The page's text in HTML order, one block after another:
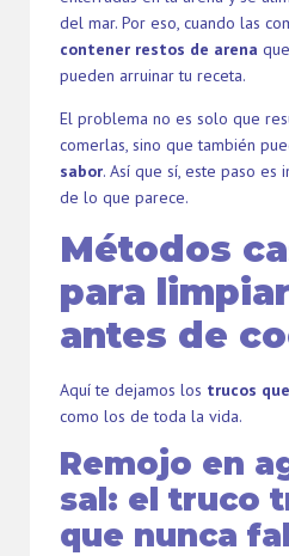
del mar. Por eso, cuando las
contener restos de arena
pueden arruinar tu receta.
El problema no es solo que
comerlas, sino que también
sabor. Así que sí, este paso es
de lo que parece.
Métodos
para
antes de
Aquí te dejamos los trucos
como los de toda la vida.
Remojo en
sal: el truco
que nunca